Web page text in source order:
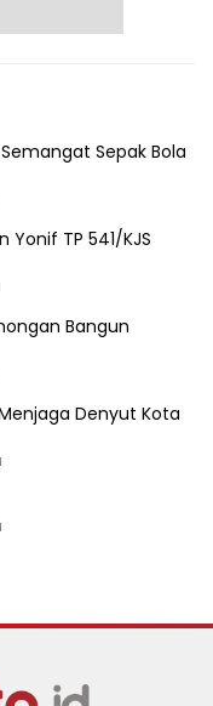
Sepak Bola
Yonif TP 541/KJS
Bangun
Denyut Kota